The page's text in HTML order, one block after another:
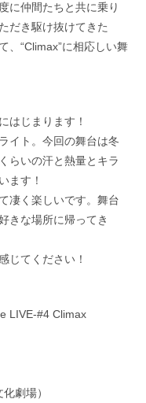
に仲間たちと共に乗り
だき駆け抜けてきた
、“Climax”に相応しい舞
はじまります！
イト。今回の舞台は冬
らいの汗と熱量とキラ
ます！
凄く楽しいです。舞台
きな場所に帰ってき
じてください！
LIVE-#4 Climax
劇場）